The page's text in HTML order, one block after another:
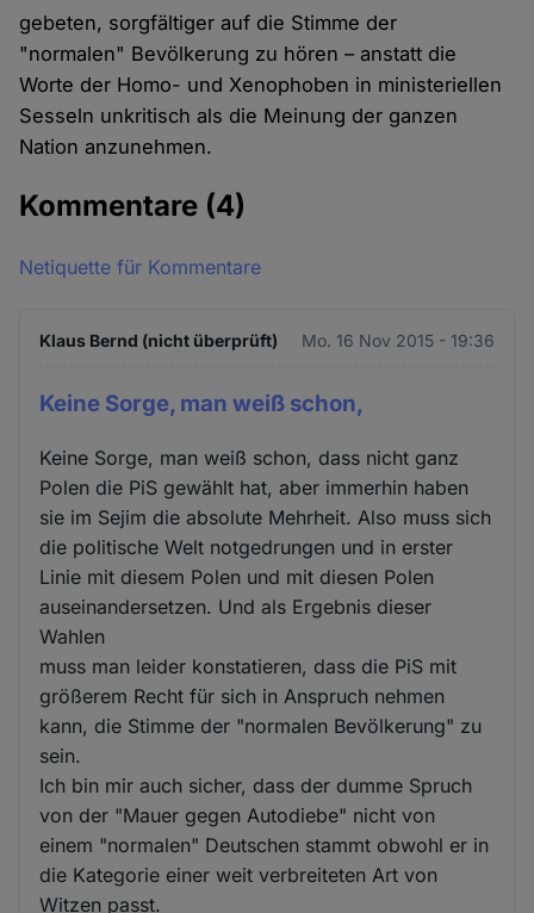
gebeten, sorgfältiger auf die Stimme der
"normalen" Bevölkerung zu hören – anstatt die
Worte der Homo- und Xenophoben in ministeriellen
Sesseln unkritisch als die Meinung der ganzen
Nation anzunehmen.
Kommentare (4)
Netiquette für Kommentare
Klaus Bernd (nicht überprüft) Mo. 16 Nov 2015 - 19:36
Keine Sorge, man weiß schon,
Keine Sorge, man weiß schon, dass nicht ganz
Polen die PiS gewählt hat, aber immerhin haben
sie im Sejim die absolute Mehrheit. Also muss sich
die politische Welt notgedrungen und in erster
Linie mit diesem Polen und mit diesen Polen
auseinandersetzen. Und als Ergebnis dieser
Wahlen
muss man leider konstatieren, dass die PiS mit
größerem Recht für sich in Anspruch nehmen
kann, die Stimme der "normalen Bevölkerung" zu
sein.
Ich bin mir auch sicher, dass der dumme Spruch
von der "Mauer gegen Autodiebe" nicht von
einem "normalen" Deutschen stammt obwohl er in
die Kategorie einer weit verbreiteten Art von
Witzen passt.